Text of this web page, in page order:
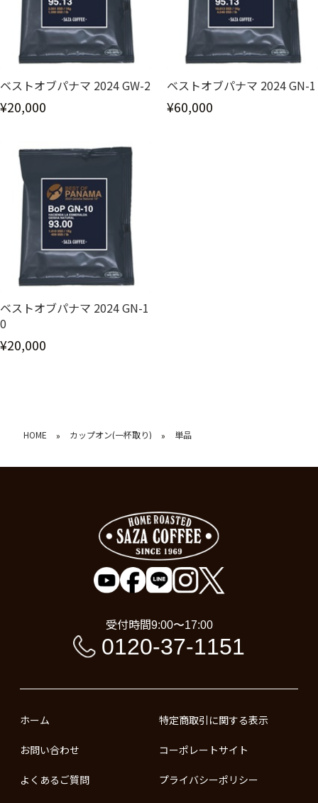
ベストオブパナマ 2024 GW-2
¥20,000
ベストオブパナマ 2024 GN-1
¥60,000
ベストオブパナマ 2024 GN-1
0
¥20,000
HOME » カップオン(一杯取り) » 単品
受付時間9:00〜17:00
0120-37-1151
ホーム
お問い合わせ
よくあるご質問
特定商取引に関する表示
コーポレートサイト
プライバシーポリシー